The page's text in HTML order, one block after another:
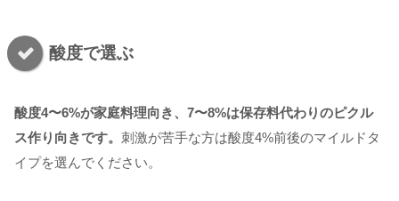
酸度で選ぶ
酸度4〜6%が家庭料理向き、7〜8%は保存料代わりのピクル
ス作り向きです。 刺激が苦手な方は酸度4%前後のマイルドタ
イプを選んでください。